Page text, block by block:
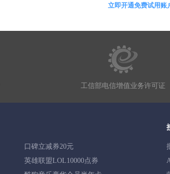
立即开通免费试用账
工信部电信增值业务许可证
口碑立减券20元
英雄联盟LOL10000点券